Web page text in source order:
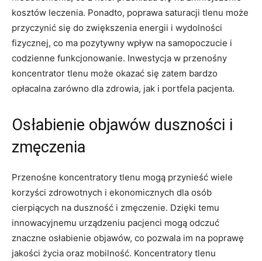
kosztów ​leczenia. Ponadto, poprawa saturacji tlenu może
przyczynić ‌się⁢ do ‌zwiększenia‍ energii i​ wydolności
fizycznej, co ma pozytywny wpływ na‍ samopoczucie i⁣
codzienne funkcjonowanie. Inwestycja w przenośny
koncentrator tlenu⁢ może okazać ‌się ‌zatem bardzo⁣
opłacalna zarówno dla ⁤zdrowia, jak i portfela pacjenta.
Osłabienie objawów duszności i⁢
zmęczenia
Przenośne koncentratory tlenu ‌mogą ​przynieść wiele‌
korzyści ​zdrowotnych i ekonomicznych dla osób
cierpiących na duszność i zmęczenie. ⁣Dzięki temu
innowacyjnemu urządzeniu pacjenci ‍mogą odczuć
znaczne osłabienie ‍objawów, co pozwala im na poprawę
jakości życia oraz mobilność. Koncentratory‌ tlenu